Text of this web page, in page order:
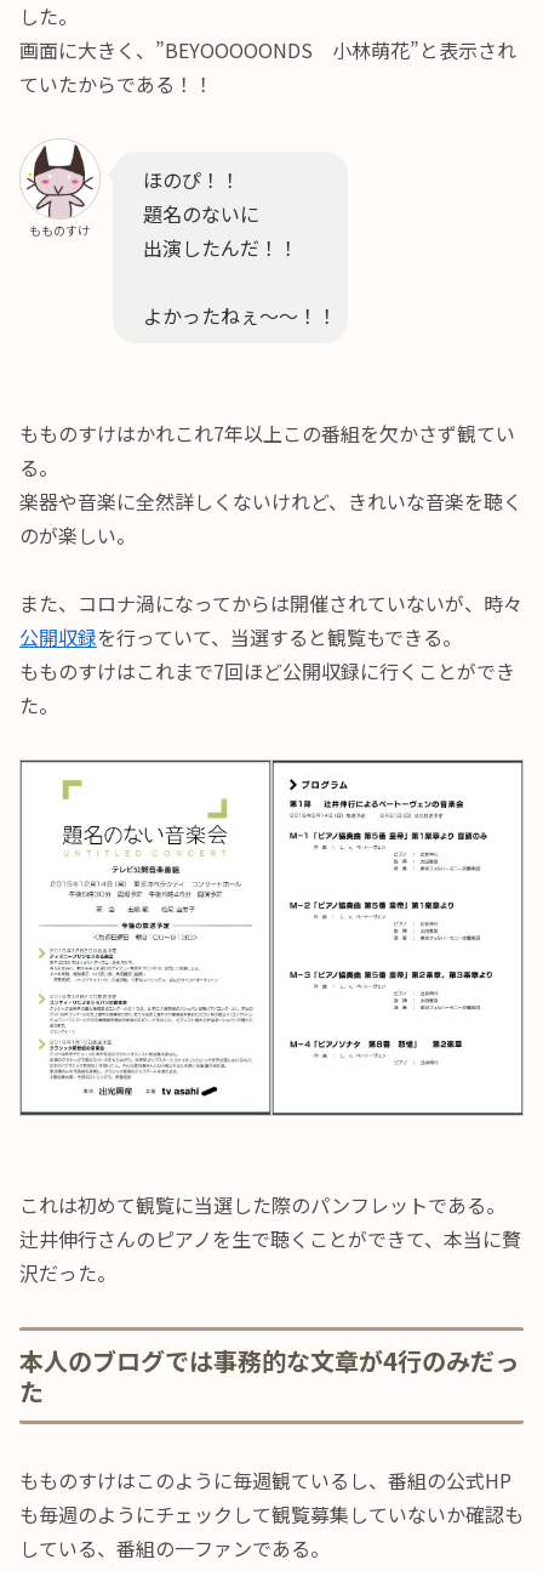
した。
画面に大きく、”BEYOOOOONDS 小林萌花”と表示され
ていたからである！！
もものすけ
ほのぴ！！
題名のないに
出演したんだ！！
よかったねぇ～～！！
もものすけはかれこれ7年以上この番組を欠かさず観てい
る。
楽器や音楽に全然詳しくないけれど、きれいな音楽を聴く
のが楽しい。
また、コロナ渦になってからは開催されていないが、時々
公開収録を行っていて、当選すると観覧もできる。
もものすけはこれまで7回ほど公開収録に行くことができ
た。
これは初めて観覧に当選した際のパンフレットである。
辻井伸行さんのピアノを生で聴くことができて、本当に贅
沢だった。
本人のブログでは事務的な文章が4行のみだっ
た
もものすけはこのように毎週観ているし、番組の公式HP
も毎週のようにチェックして観覧募集していないか確認も
している、番組の一ファンである。